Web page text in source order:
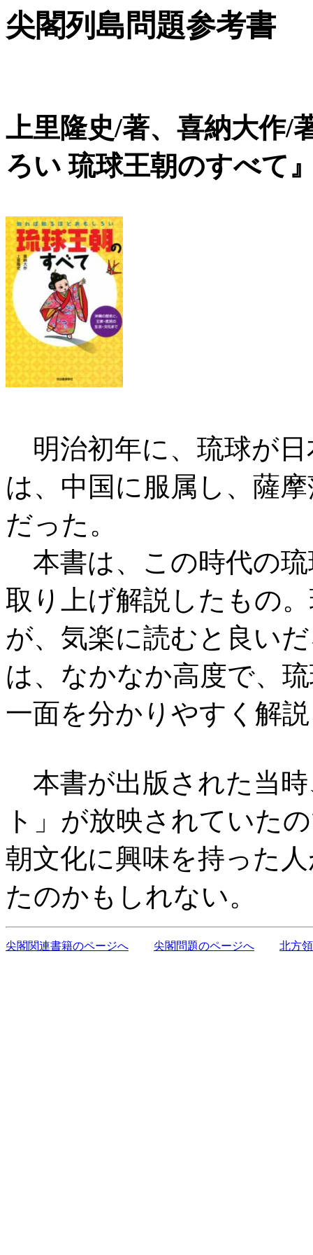
尖閣列島問題参考書
上里隆史/著、喜納大作
ろい 琉球王朝のすべて
明治初年に、琉球が
は、中国に服属し、薩
だった。
本書は、この時代の
取り上げ解説したもの
が、気楽に読むと良い
は、なかなか高度で、
一面を分かりやすく解
本書が出版された当
ト」が放映されていた
朝文化に興味を持った
たのかもしれない。
尖閣関連書籍のページへ 尖閣問題のページへ 北方